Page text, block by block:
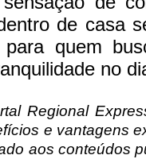
de casa
para quem
no
Regional
e vantagens
aos conteúdos